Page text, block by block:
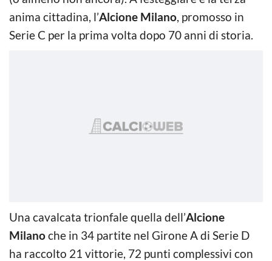
anima cittadina, l’Alcione Milano, promosso in
Serie C per la prima volta dopo 70 anni di storia.
Una cavalcata trionfale quella dell’Alcione
Milanoche in 34 partite nel Girone A di Serie D
ha raccolto 21 vittorie, 72 punti complessivi con